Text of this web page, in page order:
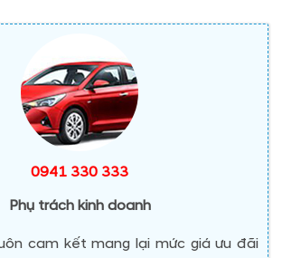
0941 330 333
Phụ trách kinh doanh
cam kết mang lại mức giá ưu đãi